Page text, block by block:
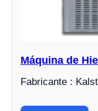
Máquina de
Fabricante :